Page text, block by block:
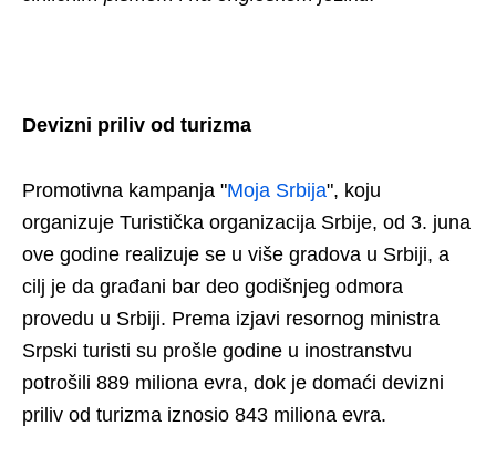
Devizni priliv od turizma
Promotivna kampanja "Moja Srbija", koju
organizuje Turistička organizacija Srbije, od 3. juna
ove godine realizuje se u više gradova u Srbiji, a
cilj je da građani bar deo godišnjeg odmora
provedu u Srbiji. Prema izjavi resornog ministra
Srpski turisti su prošle godine u inostranstvu
potrošili 889 miliona evra, dok je domaći devizni
priliv od turizma iznosio 843 miliona evra.